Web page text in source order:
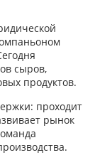
сыров,
продуктов.
проходит
рынок